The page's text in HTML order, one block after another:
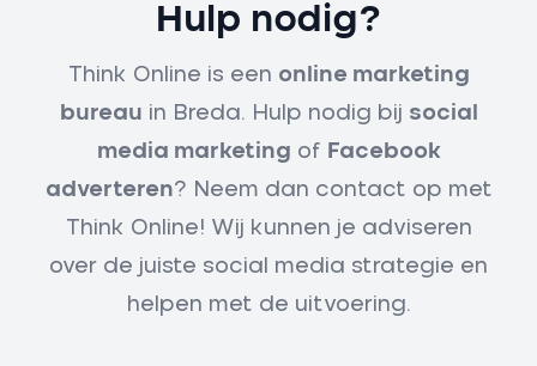
Hulp nodig?
Think Online is een online marketing
bureau in Breda. Hulp nodig bij social
media marketing of Facebook
adverteren? Neem dan contact op met
Think Online! Wij kunnen je adviseren
over de juiste social media strategie en
helpen met de uitvoering.